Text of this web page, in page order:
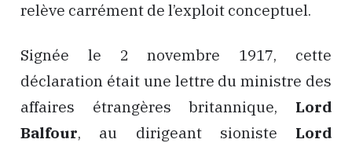
relève carrément de l’exploit conceptuel.
Signée le 2 novembre 1917, cette
déclaration était une lettre du ministre des
affaires étrangères britannique, Lord
Balfour, au dirigeant sioniste Lord